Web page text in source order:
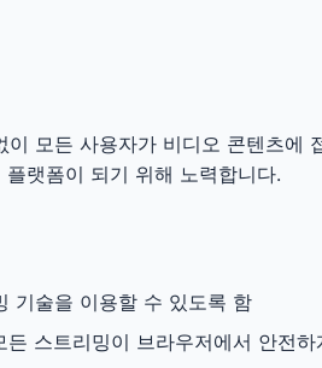
모든 사용자가 비디오 콘텐츠에
랫폼이 되기 위해 노력합니다.
기술을 이용할 수 있도록 함
스트리밍이 브라우저에서 안전